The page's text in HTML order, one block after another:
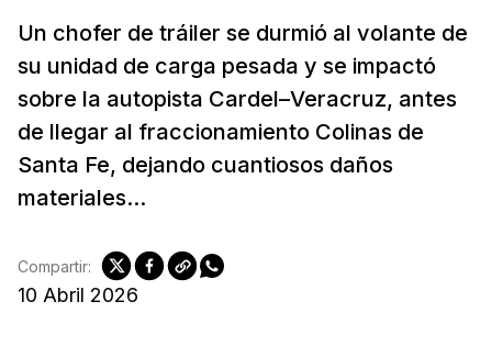
Un chofer de tráiler se durmió al volante de
su unidad de carga pesada y se impactó
sobre la autopista Cardel–Veracruz, antes
de llegar al fraccionamiento Colinas de
Santa Fe, dejando cuantiosos daños
materiales...
10 Abril 2026
Compartir: